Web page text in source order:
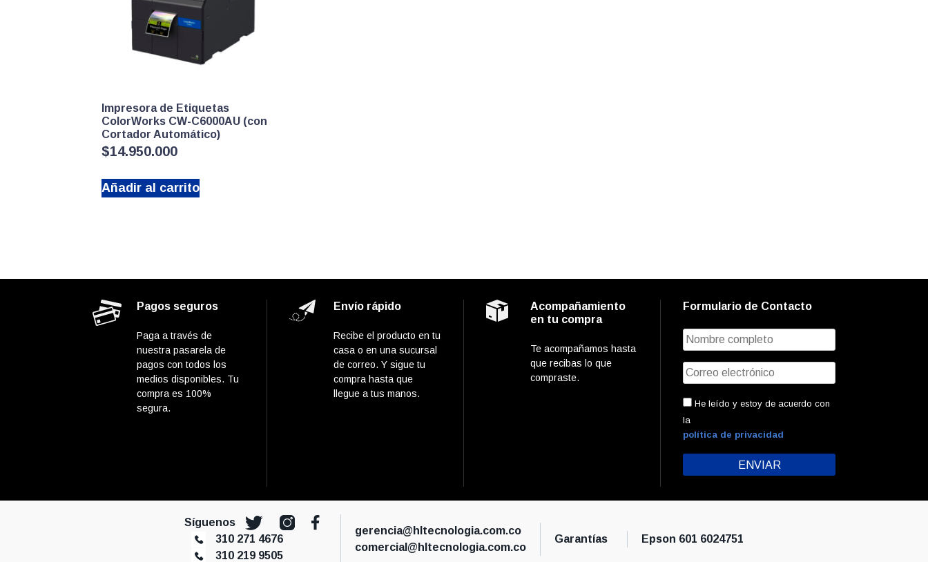
Impresora de Etiquetas
ColorWorks CW-C6000AU (con
Cortador Automático)
$14.950.000
Añadir al carrito
Pagos seguros
Paga a través de
nuestra pasarela de
pagos con todos los
medios disponibles. Tu
compra es 100%
segura.
Envío rápido
Recibe el producto en tu
casa o en una sucursal
de correo. Y sigue tu
compra hasta que
llegue a tus manos.
Acompañamiento
en tu compra
Te acompañamos hasta
que recibas lo que
compraste.
Formulario de Contacto
He leído y estoy de acuerdo con
la
política de privacidad
Síguenos
310 271 4676
310 219 9505
gerencia@hltecnologia.com.co
comercial@hltecnologia.com.co
Garantías Epson 601 6024751